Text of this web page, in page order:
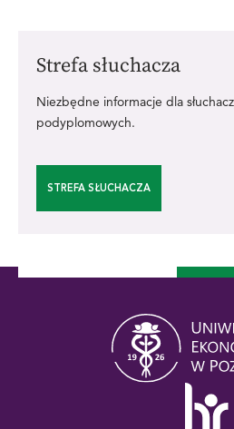
Strefa słuchacza
Niezbędne informacje dla
podyplomowych.
STREFA SŁUCHACZA